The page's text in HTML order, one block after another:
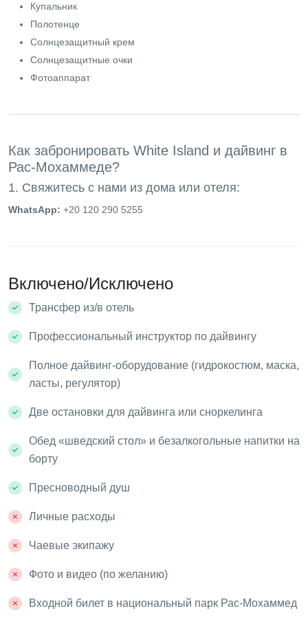
Купальник
Полотенце
Солнцезащитный крем
Солнцезащитные очки
Фотоаппарат
Как забронировать White Island и дайвинг в
Рас-Мохаммеде?
1. Свяжитесь с нами из дома или отеля:
WhatsApp: +20 120 290 5255
Включено/Исключено
Трансфер из/в отель
Профессиональный инструктор по дайвингу
Полное дайвинг-оборудование (гидрокостюм, маска,
ласты, регулятор)
Две остановки для дайвинга или сноркелинга
Обед «шведский стол» и безалкогольные напитки на
борту
Пресноводный душ
Личные расходы
Чаевые экипажу
Фото и видео (по желанию)
Входной билет в национальный парк Рас-Мохаммед